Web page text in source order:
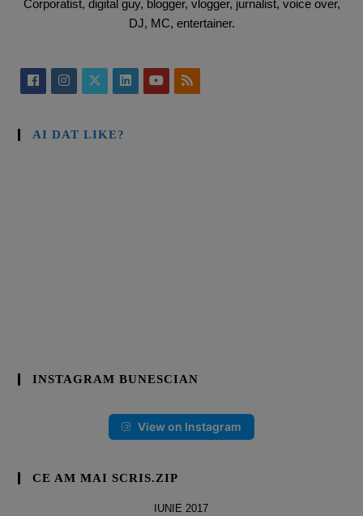
Corporatist, digital guy, blogger, vlogger, jurnalist, voice over,
DJ, MC, entertainer.
AI DAT LIKE?
INSTAGRAM BUNESCIAN
View on Instagram
CE AM MAI SCRIS.ZIP
IUNIE 2017